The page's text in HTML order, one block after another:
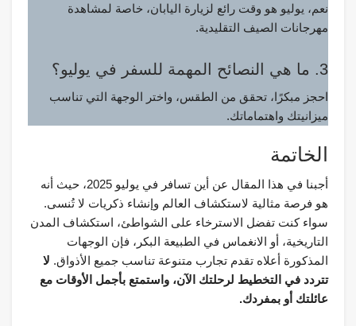
نعم، يوليو هو وقت رائع لزيارة اليابان، خاصة لمشاهدة
مهرجانات الصيف التقليدية.
3. ما هي النصائح المهمة للسفر في يوليو؟
احجز مبكرًا، تحقق من الطقس، واختر الوجهة التي تناسب
ميزانيتك واهتماماتك.
الخاتمة
أجبنا في هذا المقال عن أين تسافر في يوليو 2025، حيث أنه
هو فرصة مثالية لاستكشاف العالم وإنشاء ذكريات لا تُنسى.
سواء كنت تفضل الاسترخاء على الشواطئ، استكشاف المدن
التاريخية، أو الانغماس في الطبيعة البكر، فإن الوجهات
المذكورة أعلاه تقدم تجارب متنوعة تناسب جميع الأذواق. لا
تتردد في التخطيط لرحلتك الآن، واستمتع بأجمل الأوقات مع
عائلتك أو بمفردك.